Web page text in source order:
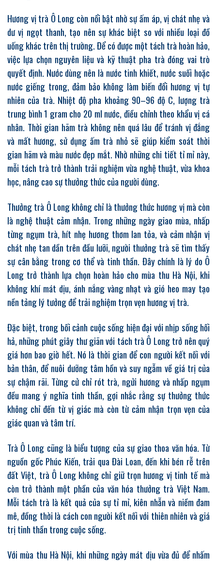
Hương vị trà Ô Long còn nổi bật nhờ sự ấm áp, vị chát nhẹ và
dư vị ngọt thanh, tạo nên sự khác biệt so với nhiều loại đồ
uống khác trên thị trường. Để có được một tách trà hoàn hảo,
việc lựa chọn nguyên liệu và kỹ thuật pha trà đóng vai trò
quyết định. Nước dùng nên là nước tinh khiết, nước suối hoặc
nước giếng trong, đảm bảo không làm biến đổi hương vị tự
nhiên của trà. Nhiệt độ pha khoảng 90–96 độ C, lượng trà
trung bình 1 gram cho 20 ml nước, điều chỉnh theo khẩu vị cá
nhân. Thời gian hãm trà không nên quá lâu để tránh vị đắng
và mất hương, sử dụng ấm trà nhỏ sẽ giúp kiểm soát thời
gian hãm và màu nước đẹp mắt. Nhờ những chi tiết tỉ mỉ này,
mỗi tách trà trở thành trải nghiệm vừa nghệ thuật, vừa khoa
học, nâng cao sự thưởng thức của người dùng.
Thưởng trà Ô Long không chỉ là thưởng thức hương vị mà còn
là nghệ thuật cảm nhận. Trong những ngày giao mùa, nhấp
từng ngụm trà, hít nhẹ hương thơm lan tỏa, và cảm nhận vị
chát nhẹ tan dần trên đầu lưỡi, người thưởng trà sẽ tìm thấy
sự cân bằng trong cơ thể và tinh thần. Đây chính là lý do Ô
Long trở thành lựa chọn hoàn hảo cho mùa thu Hà Nội, khi
không khí mát dịu, ánh nắng vàng nhạt và gió heo may tạo
nền tảng lý tưởng để trải nghiệm trọn vẹn hương vị trà.
Đặc biệt, trong bối cảnh cuộc sống hiện đại với nhịp sống hối
hả, những phút giây thư giãn với tách trà Ô Long trở nên quý
giá hơn bao giờ hết. Nó là thời gian để con người kết nối với
bản thân, để nuôi dưỡng tâm hồn và suy ngẫm về giá trị của
sự chậm rãi. Từng cử chỉ rót trà, ngửi hương và nhấp ngụm
đều mang ý nghĩa tinh thần, gợi nhắc rằng sự thưởng thức
không chỉ đến từ vị giác mà còn từ cảm nhận trọn vẹn của
giác quan và tâm trí.
Trà Ô Long cũng là biểu tượng của sự giao thoa văn hóa. Từ
nguồn gốc Phúc Kiến, trải qua Đài Loan, đến khi bén rễ trên
đất Việt, trà Ô Long không chỉ giữ trọn hương vị tinh tế mà
còn trở thành một phần của văn hóa thưởng trà Việt Nam.
Mỗi tách trà là kết quả của sự tỉ mỉ, kiên nhẫn và niềm đam
mê, đồng thời là cách con người kết nối với thiên nhiên và giá
trị tinh thần trong cuộc sống.
Với mùa thu Hà Nội, khi những ngày mát dịu vừa đủ để nhấm